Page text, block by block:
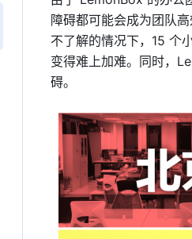
障碍都可能会成为团队
不了解的情况下，15 个
变得难上加难。同时，
碍。